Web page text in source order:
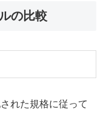
の比較
れた規格に従って